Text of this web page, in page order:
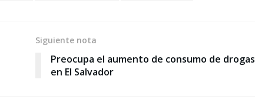
Siguiente nota
Preocupa el aumento de consumo de drogas
en El Salvador